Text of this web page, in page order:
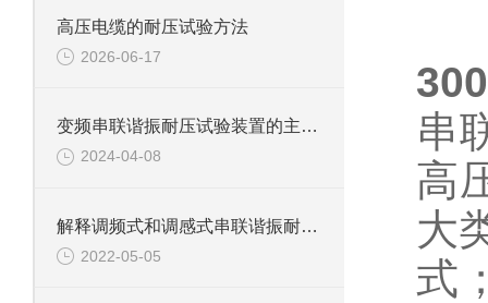
高压电缆的耐压试验方法
2026-06-17
变频串联谐振耐压试验装置的主要应用
2024-04-08
解释调频式和调感式串联谐振耐压试验装置有什么区别？
2022-05-05
串
高
大
式